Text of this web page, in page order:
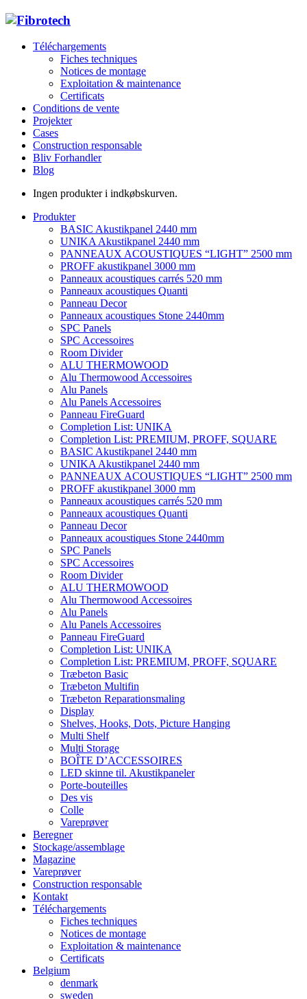
Téléchargements
Fiches techniques
Notices de montage
Exploitation & maintenance
Certificats
Conditions de vente
Projekter
Cases
Construction responsable
Bliv Forhandler
Blog
Ingen produkter i indkøbskurven.
Produkter
BASIC Akustikpanel 2440 mm
UNIKA Akustikpanel 2440 mm
PANNEAUX ACOUSTIQUES “LIGHT” 2500 mm
PROFF akustikpanel 3000 mm
Panneaux acoustiques carrés 520 mm
Panneaux acoustiques Quanti
Panneau Decor
Panneaux acoustiques Stone 2440mm
SPC Panels
SPC Accessoires
Room Divider
ALU THERMOWOOD
Alu Thermowood Accessoires
Alu Panels
Alu Panels Accessoires
Panneau FireGuard
Completion List: UNIKA
Completion List: PREMIUM, PROFF, SQUARE
BASIC Akustikpanel 2440 mm
UNIKA Akustikpanel 2440 mm
PANNEAUX ACOUSTIQUES “LIGHT” 2500 mm
PROFF akustikpanel 3000 mm
Panneaux acoustiques carrés 520 mm
Panneaux acoustiques Quanti
Panneau Decor
Panneaux acoustiques Stone 2440mm
SPC Panels
SPC Accessoires
Room Divider
ALU THERMOWOOD
Alu Thermowood Accessoires
Alu Panels
Alu Panels Accessoires
Panneau FireGuard
Completion List: UNIKA
Completion List: PREMIUM, PROFF, SQUARE
Træbeton Basic
Træbeton Multifin
Træbeton Reparationsmaling
Display
Shelves, Hooks, Dots, Picture Hanging
Multi Shelf
Multi Storage
BOÎTE D’ACCESSOIRES
LED skinne til. Akustikpaneler
Porte-bouteilles
Des vis
Colle
Vareprøver
Beregner
Stockage/assemblage
Magazine
Vareprøver
Construction responsable
Kontakt
Téléchargements
Fiches techniques
Notices de montage
Exploitation & maintenance
Certificats
Belgium
denmark
sweden